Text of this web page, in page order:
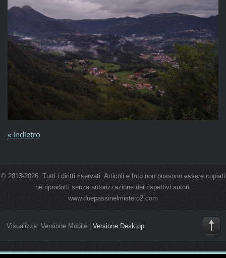
« Indietro
© 2013-2026. Tutti i diritti riservati. Articoli e foto non possono essere copiati
nè riprodotti senza autorizzazione dei rispettivi autori.
www.duepassinelmistero2.com
Visualizza: Versione Mobile| Versione Desktop